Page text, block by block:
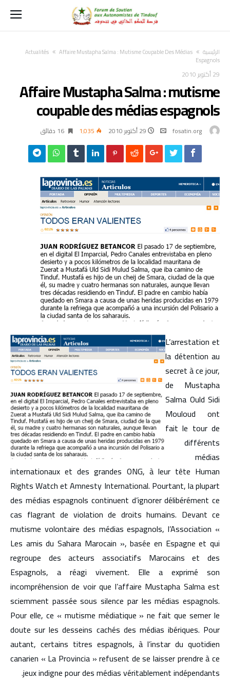
‫الرئيسية‬ Actualités
Affaire Mustapha Salma : Mutisme Coupable Des Médias
Espagnols
29 أكتوبر 2010
Affaire Mustapha Salma : mutisme
coupable des médias espagnols
fosatin.org 29 أكتوبر 2010 1٬035 16 ‫دقائق‬
L’arrestation et
la détention au
secret à ce jour,
de Mustapha
Salma Ould Sidi
Mouloud ont
fait le tour de
différents
médias
internationaux et des grandes ONG, à leur tête Human
Rights Watch et Amnesty International. Pourtant, la plupart
des médias espagnols continuent d’ignorer délibérément ce
cas flagrant de violation de droits humains. Devant ce
mutisme volontaire des médias espagnols, l’Association «
Les amis du Sahara Marocain », basée en Espagne et qui
regroupe des acteurs associatifs Marocains et des
Espagnols, a réagi vivement. Elle a exprimé son
incompréhension de voir que l’affaire Mustapha Salma est
sciemment passée sous silence par les médias espagnols.
Pour elle, ce « mutisme médiatique » ne fait que semer le
doute sur les desseins cachés des médias ibériques. Pour
autant, certains titres espagnols, à l’instar du quotidien
canarien « La Provincia » refusent de se laisser prendre à ce
jeux indigne pour des médias véritablement indépendants.